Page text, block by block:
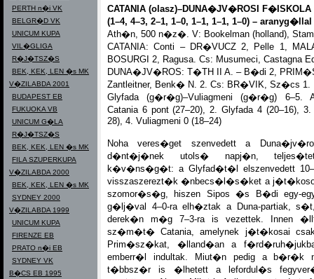
CATANIA (olasz)–DUNA�JV�ROSI F�ISKOLA
(1–4, 4–3, 2–1, 1–0, 1–1, 1–1, 1–0) – aranyg�llal
Ath�n, 500 n�z�. V: Bookelman (holland),
CATANIA: Conti – DR�VUCZ 2, Pelle 1,
BOSURGI 2, Ragusa. Cs: Musumeci, Castagna
DUNA�JV�ROS: T�TH II A. – B�di 2,
Zantleitner, Benk� N. 2. Cs: BR�VIK, Sz�cs
Glyfada (g�r�g)–Vuliagmeni (g�r�g) 6–5.
Catania 6 pont (27–20), 2. Glyfada 4 (20–16),
28), 4. Vuliagmeni 0 (18–24)
Noha veres�get szenvedett a
d�nt�j�nek utols� napj�n,
k�v�ns�g�t: a Glyfad�t�l elszenvedett
visszaszerezt�k �nbecs�l�s�ket a
szomor�s�g, hiszen Sipos �s B�di egy-
g�lj�val 4–0-ra elh�ztak a Duna-partiak,
derek�n m�g 7–3-ra is vezettek. Innen
sz�m�t� Catania, amelynek j�t�kosai
Prim�sz�kat, �lland�an a
emberr�l indultak. Miut�n pedig a b�r�k
t�bbsz�r is �lhetett a lefordul�s
PERTH n�i VK
BELGR�D VK
UNICUM KUPA
VIL�GLIGA
R�J�TSZ�S
BEK, KEK, LEN �s MK
V�ZILABDA 2001
BUDAPEST EB
FUKUOKA VB
UNICUM G�LA
R�J�TSZ�S
BEK, KEK, LEN �s MK
FILA SZUPERKUPA
V�ZILABDA 2000
BEK, KEK, LEN �s MK
SYDNEY 2000
V�ZILABDA 1999
UNICUM KUPA
FIRENZE EB
PRATO n�i EB
SYDNEY VK
B�CS EB 1995